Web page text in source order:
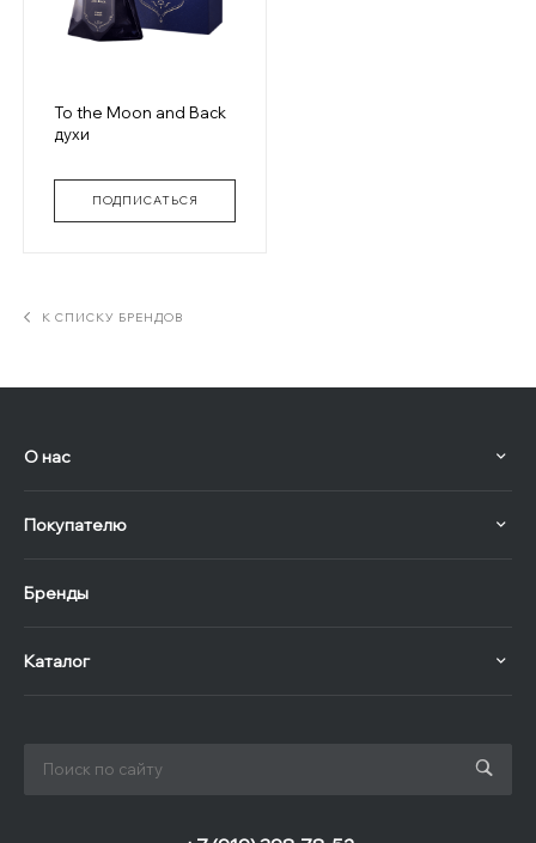
To the Moon and Back
духи
ПОДПИСАТЬСЯ
К СПИСКУ БРЕНДОВ
О нас
Покупателю
Бренды
Каталог